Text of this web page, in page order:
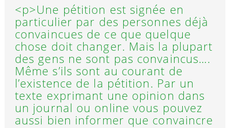
<p>Une pétition est signée en
particulier par des personnes déjà
convaincues de ce que quelque
chose doit changer. Mais la plupart
des gens ne sont pas convaincus….
Même s’ils sont au courant de
l’existence de la pétition. Par un
texte exprimant une opinion dans
un journal ou online vous pouvez
aussi bien informer que convaincre